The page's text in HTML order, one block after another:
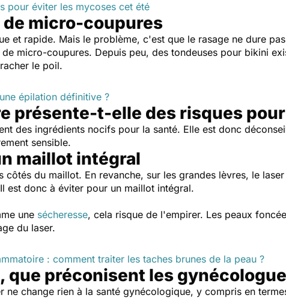
pour éviter les mycoses cet été
de micro-coupures
et rapide. Mais le problème, c'est que le rasage ne dure
de micro-coupures. Depuis peu, des tondeuses pour bikini
le poil.
épilation définitive ?
présente-t-elle des risques pour
des ingrédients nocifs pour la santé. Elle est donc
sensible.
maillot intégral
côtés du maillot. En revanche, sur les grandes lèvres, le
est donc à éviter pour un maillot intégral.
une sécheresse, cela risque de l'empirer. Les peaux
du laser.
: comment traiter les taches brunes de la peau ?
que préconisent les
ne change rien à la santé gynécologique, y compris en